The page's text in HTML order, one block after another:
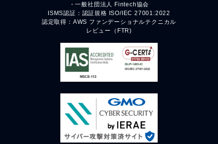
・一般社団法人 Fintech協会
ISMS認証：認証規格 ISO/IEC 27001:2022
認定取得：AWS ファンデーショナルテクニカル
レビュー（FTR)